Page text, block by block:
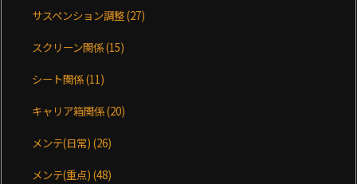
サスペンション調整(27)
スクリーン関係(15)
シート関係(11)
キャリア箱関係(20)
メンテ(日常)(26)
メンテ(重点)(48)